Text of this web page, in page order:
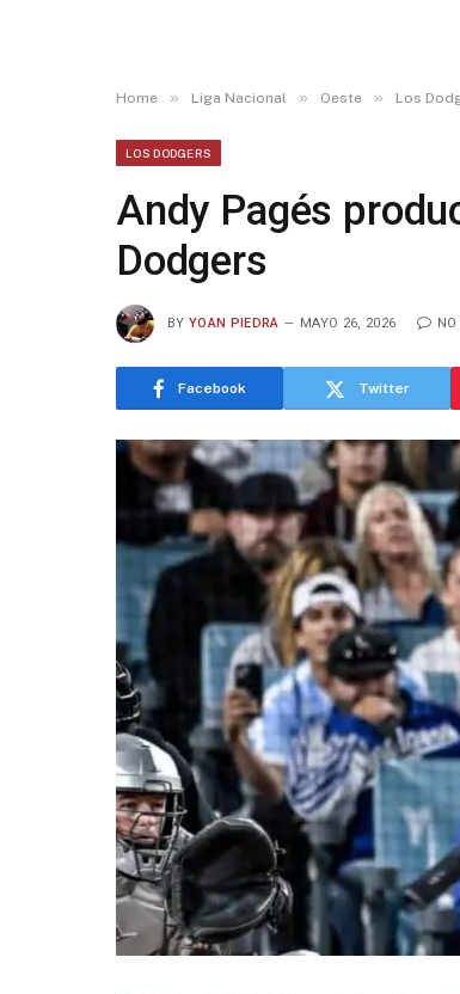
Home » Liga Nacional » Oeste » Los
LOS DODGERS
Andy Pagés
Dodgers
BY YOAN PIEDRA MAYO 26, 2026
Facebook Twitter